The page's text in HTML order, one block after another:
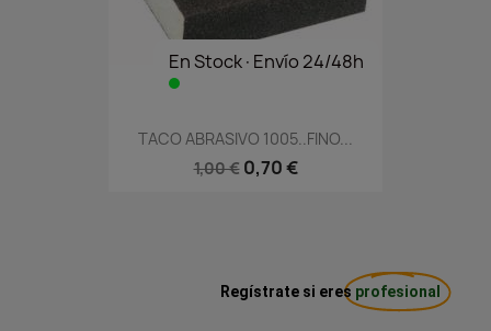
En Stock·Envío 24/48h
TACO ABRASIVO 1005..FINO...
1,00 € 0,70 €
Regístrate si eres profesional